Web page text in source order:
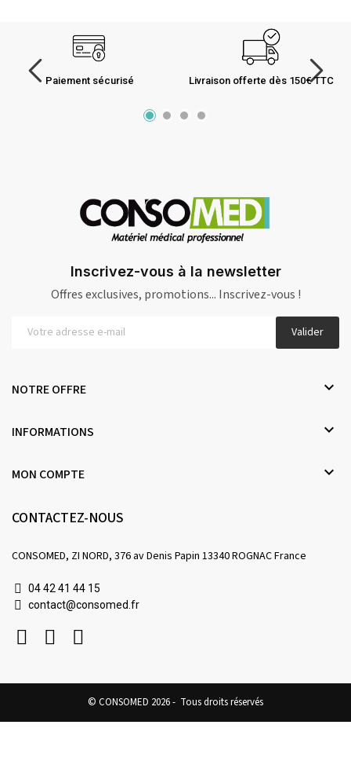
Paiement sécurisé Livraison offerte dès 150€ TTC
Inscrivez-vous à la newsletter
Offres exclusives, promotions... Inscrivez-vous !
Valider
NOTRE OFFRE 
INFORMATIONS 
MON COMPTE 
CONTACTEZ-NOUS
CONSOMED, ZI NORD, 376 av Denis Papin 13340 ROGNAC France
04 42 41 44 15
contact@consomed.fr
© CONSOMED 2026 - Tous droits réservés